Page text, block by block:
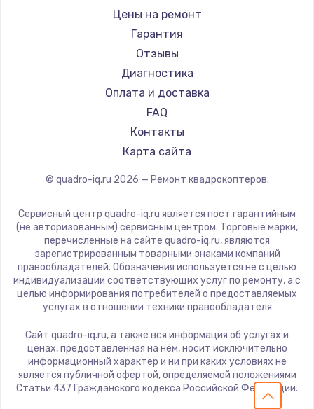
Замена системной платы
Заказать
Замена температурного датчика
Заказать
1300 руб.
Заказать
Техобслуживание
900 руб.
Заказать
1300 руб.
Заказать
Прошивка
Цены на ремонт
Гарантия
Отзывы
Диагностика
Оплата и доставка
FAQ
Контакты
Карта сайта
© quadro-iq.ru 2026 — Ремонт квадрокоптеров.
Сервисный центр quadro-iq.ru является пост гарантийным
(не авторизованным) сервисным центром. Торговые марки,
перечисленные на сайте quadro-iq.ru, являются
зарегистрированным товарными знаками компаний
правообладателей. Обозначения используется не с целью
индивидуализации соответствующих услуг по ремонту, а с
целью информирования потребителей о предоставляемых
услугах в отношении техники правообладателя
Сайт quadro-iq.ru, а также вся информация об услугах и
ценах, предоставленная на нём, носит исключительно
информационный характер и ни при каких условиях не
является публичной офертой, определяемой положениями
Статьи 437 Гражданского кодекса Российской Федерации.